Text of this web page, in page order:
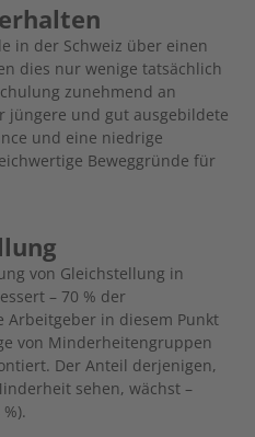
in der Schweiz über einen
dies nur wenige tatsächlich
zunehmend an
jüngere und gut ausgebildete
und eine niedrige
Beweggründe für
von Gleichstellung in
– 70 % der
in diesem Punkt
von Minderheitengruppen
Der Anteil derjenigen,
sehen, wächst –